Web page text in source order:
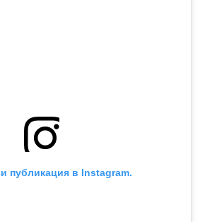
публикация в Instagram.